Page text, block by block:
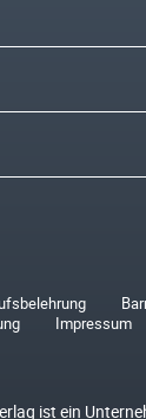
Impressum
ist ein